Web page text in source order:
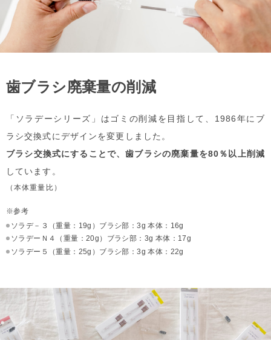
歯ブラシ廃棄量の削減
「ソラデーシリーズ」はゴミの削減を目指して、1986年にブ
ラシ交換式にデザインを変更しました。
ブラシ交換式にすることで、歯ブラシの廃棄量を80％以上削減
しています。
（本体重量比）
※参考
ソラデ－３
（重量：19g）ブラシ部：3g 本体：16g
ソラデーＮ４
（重量：20g）ブラシ部：3g 本体：17g
ソラデー５
（重量：25g）ブラシ部：3g 本体：22g